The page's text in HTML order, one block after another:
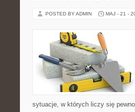
POSTED BY ADMIN MAJ - 21 -
sytuacje, w których liczy się